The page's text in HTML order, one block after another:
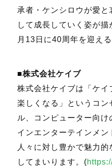
承者・ケンシロウが愛と
して成長していく姿が描
月 13 日に40周年を迎える
■株式会社ケイブ
株式会社ケイブは「ケイ
楽しくなる」というコン
ル、コンピューター向
インエンターテインメ
人々に対し豊かで魅力
してまいります。 (